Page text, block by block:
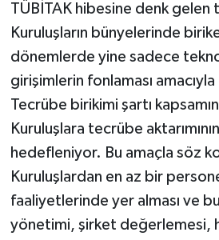
TÜBİTAK hibesine denk gelen
Kuruluşların bünyelerinde
dönemlerde yine sadece
girişimlerin fonlaması amacıyla
Tecrübe birikimi şartı
Kuruluşlara tecrübe
hedefleniyor. Bu amaçla söz
Kuruluşlardan en az bir
faaliyetlerinde yer alması ve
yönetimi, şirket değerlemesi,